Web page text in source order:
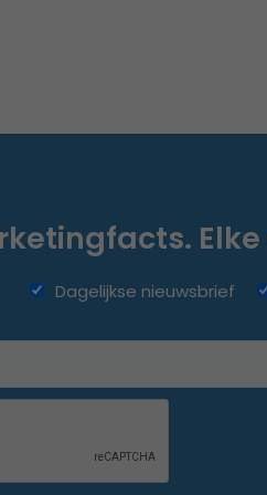
Dagelijkse nieuwsbrief